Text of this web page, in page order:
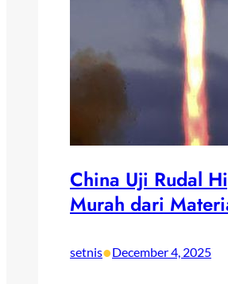
China Uji Rudal
Murah dari
setnis•December 4, 2025